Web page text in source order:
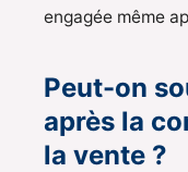
engagée même
Peut-on
après la
la vente ?